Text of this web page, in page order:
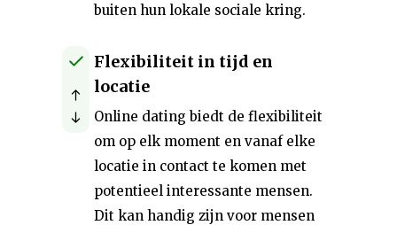
buiten hun lokale sociale kring.
Flexibiliteit in tijd en
locatie
Online dating biedt de flexibiliteit
om op elk moment en vanaf elke
locatie in contact te komen met
potentieel interessante mensen.
Dit kan handig zijn voor mensen